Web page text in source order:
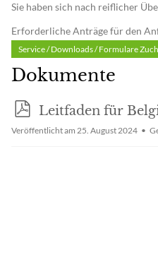
Sie haben sich nach reiflicher
Erforderliche Anträge für den
Service / Downloads / Formulare
Dokumente
p
f
Leitfaden für
Veröffentlicht am 25. August 2024